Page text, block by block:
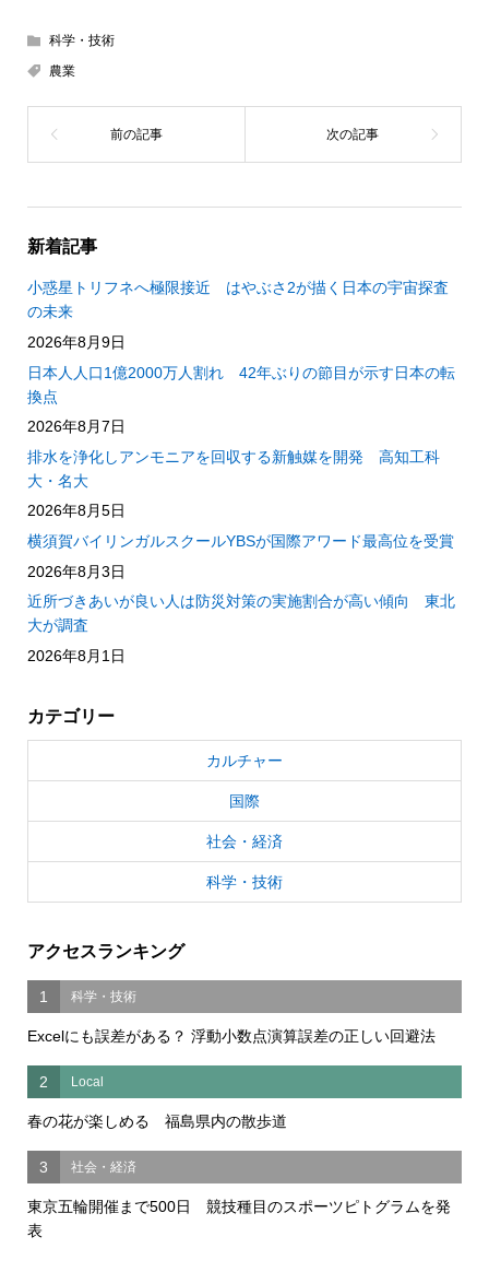
科学・技術
農業
新着記事
小惑星トリフネへ極限接近 はやぶさ2が描く日本の宇宙探査
の未来
2026年8月9日
日本人人口1億2000万人割れ 42年ぶりの節目が示す日本の転
換点
2026年8月7日
排水を浄化しアンモニアを回収する新触媒を開発 高知工科
大・名大
2026年8月5日
横須賀バイリンガルスクールYBSが国際アワード最高位を受賞
2026年8月3日
近所づきあいが良い人は防災対策の実施割合が高い傾向 東北
大が調査
2026年8月1日
カテゴリー
カルチャー
国際
社会・経済
科学・技術
アクセスランキング
1 科学・技術
Excelにも誤差がある？ 浮動小数点演算誤差の正しい回避法
2 Local
春の花が楽しめる 福島県内の散歩道
3 社会・経済
東京五輪開催まで500日 競技種目のスポーツピトグラムを発
表